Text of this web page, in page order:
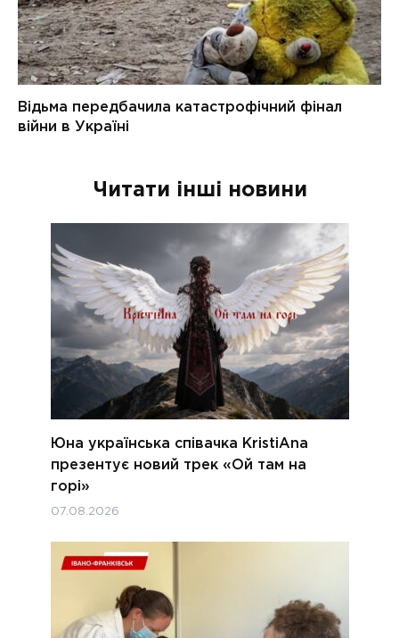
Читати інші новини
Юна українська співачка KristiAna
презентує новий трек «Ой там на
горі»
07.08.2026